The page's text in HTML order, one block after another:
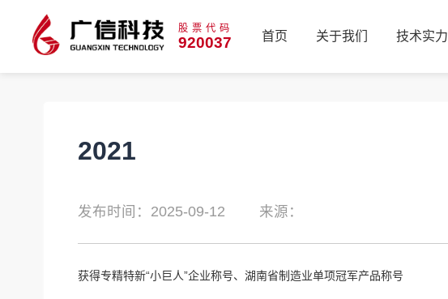
股票代码
920037 首页 关于我们 技术实力
2021
发布时间：2025-09-12 来源：
获得专精特新“小巨人”企业称号、湖南省制造业单项冠军产品称号